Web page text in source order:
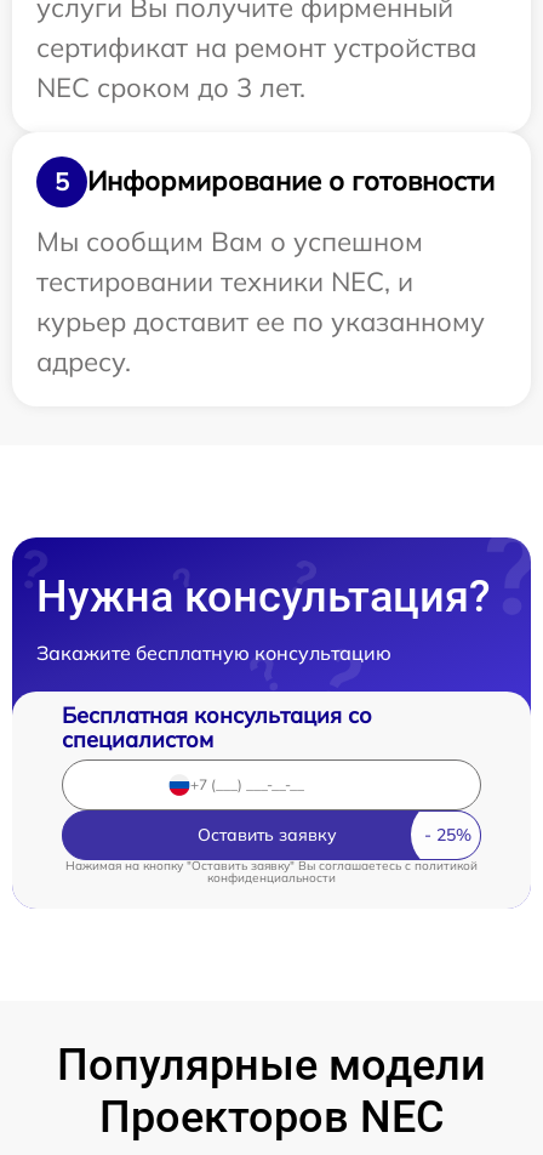
услуги Вы получите фирменный
сертификат на ремонт устройства
NEC сроком до 3 лет.
5
Информирование о готовности
Мы сообщим Вам о успешном
тестировании техники NEC, и
курьер доставит ее по указанному
адресу.
Нужна консультация?
Закажите бесплатную консультацию
Бесплатная консультация со
специалистом
Оставить заявку
Нажимая на кнопку "Оставить заявку" Вы соглашаетесь cполитикой
конфиденциальности
Популярные модели
Проекторов NEC